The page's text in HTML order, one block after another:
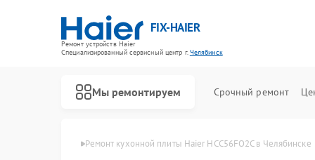
FIX-HAIER
Ремонт устройств Haier
Специализированный cервисный центр г.Челябинск
Мы ремонтируем Срочный ремонт
Ремонт кухонной плиты Haier HCC56FO2C в Челябинске